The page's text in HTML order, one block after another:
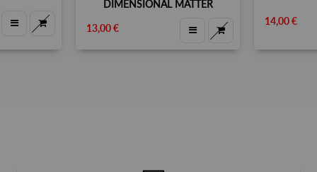
DIMENSIONAL MATTER
13,00 €
14,00 €